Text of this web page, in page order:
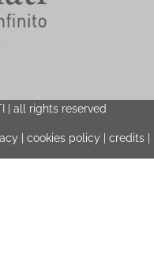
| all rights reserved
cookies policy credits